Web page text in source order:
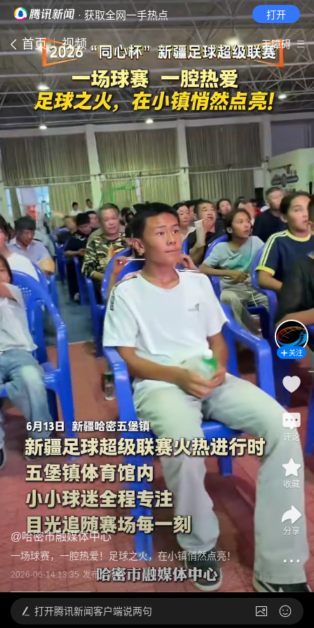
· 获取全网一手热点 打开
首页 视频 无障碍
@哈密市融媒体中心
一场球赛，一腔热爱！足球之火，在小镇悄然点亮！
2026-06-14 13:35 发布于新疆
关注
评论
收藏
分享
打开腾讯新闻客户端说两句